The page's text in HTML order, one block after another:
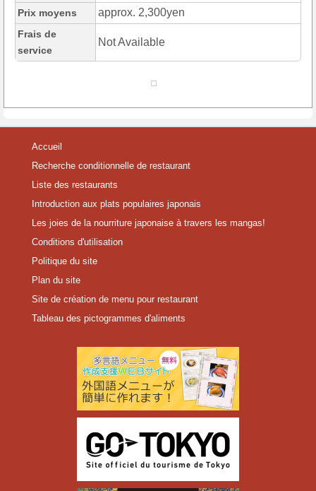
Prix moyens approx. 2,300yen
Frais de
service
Not Available
Accueil
Recherche conditionnelle de restaurant
Liste des restaurants
Introduction aux plats populaires japonais
Les joies de la nourriture japonaise à travers les mangas!
Conditions d'utilisation
Politique du site
Plan du site
Site de création de menu pour restaurant
Tableau des pictogrammes d'aliments